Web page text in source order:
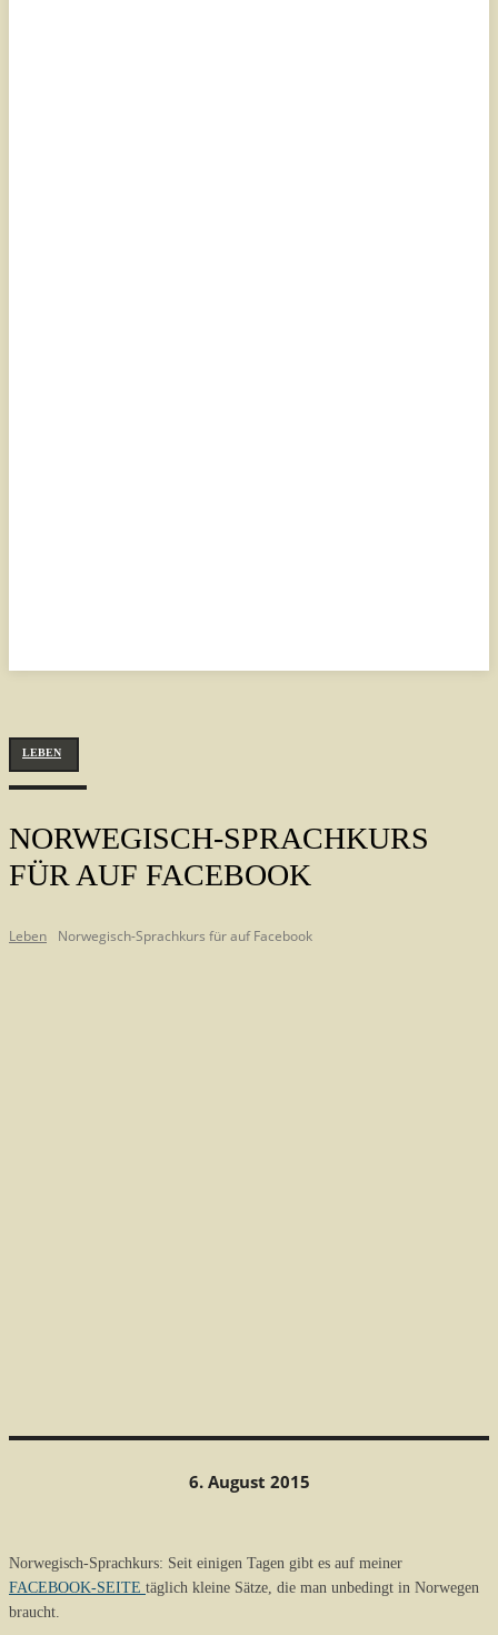
LEBEN
NORWEGISCH-SPRACHKURS
FÜR AUF FACEBOOK
Leben Norwegisch-Sprachkurs für auf Facebook
6. August 2015
Norwegisch-Sprachkurs: Seit einigen Tagen gibt es auf meiner
FACEBOOK-SEITE täglich kleine Sätze, die man unbedingt in Norwegen
braucht.